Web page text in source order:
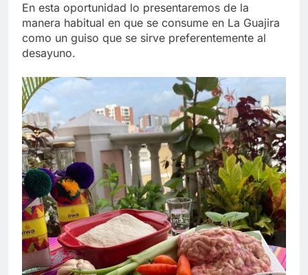
En esta oportunidad lo presentaremos de la
manera habitual en que se consume en La Guajira
como un guiso que se sirve preferentemente al
desayuno.